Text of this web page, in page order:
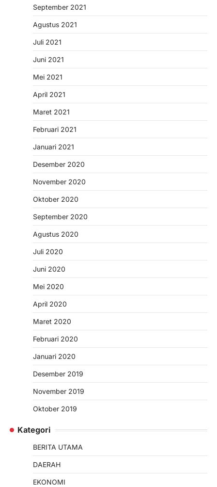
September 2021
Agustus 2021
Juli 2021
Juni 2021
Mei 2021
April 2021
Maret 2021
Februari 2021
Januari 2021
Desember 2020
November 2020
Oktober 2020
September 2020
Agustus 2020
Juli 2020
Juni 2020
Mei 2020
April 2020
Maret 2020
Februari 2020
Januari 2020
Desember 2019
November 2019
Oktober 2019
Kategori
BERITA UTAMA
DAERAH
EKONOMI